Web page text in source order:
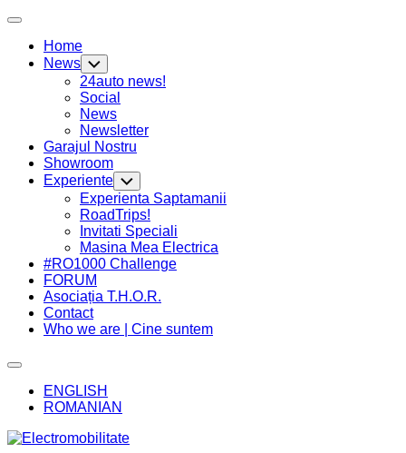
Skip
content
Expand
Home
News Toggle
Child
Menu
24auto news!
Social
News
Newsletter
Garajul Nostru
Showroom
Experiente Toggle
Child
Menu
Experienta Saptamanii
RoadTrips!
Invitati Speciali
Masina Mea Electrica
#RO1000 Challenge
FORUM
Asociația T.H.O.R.
Contact
Who we are | Cine suntem
Expand
ENGLISH
ROMANIAN